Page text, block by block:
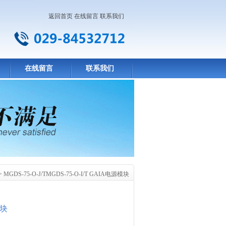
返回首页 在线留言 联系我们
在线留言 联系我们
MGDS-75-O-J/TMGDS-75-O-I/T GAIA电源模块